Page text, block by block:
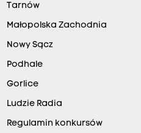
Tarnów
Małopolska Zachodnia
Nowy Sącz
Podhale
Gorlice
Ludzie Radia
Regulamin konkursów